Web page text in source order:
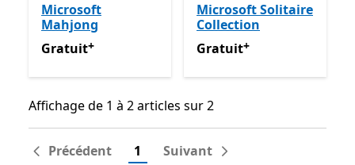
Microsoft
Mahjong
GratuitAvec des achats dans l’application
Gratuit+
Microsoft Solitaire
Collection
GratuitAvec des achats
Gratuit+
Affichage de 1 à 2 articles sur 2
Affichage de 1 à 2 articles sur 2
Précédent 1 Suivant